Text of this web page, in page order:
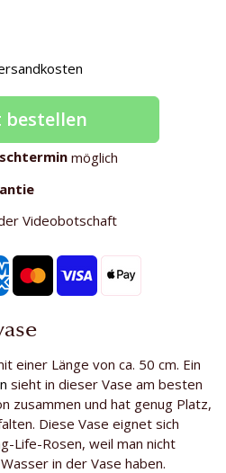
bestellen
möglich
Videobotschaft
einer Länge von ca. 50 cm. Ein
sieht in dieser Vase am besten
zusammen und hat genug Platz,
Diese Vase eignet sich
Life-Rosen, weil man nicht
in der Vase haben.